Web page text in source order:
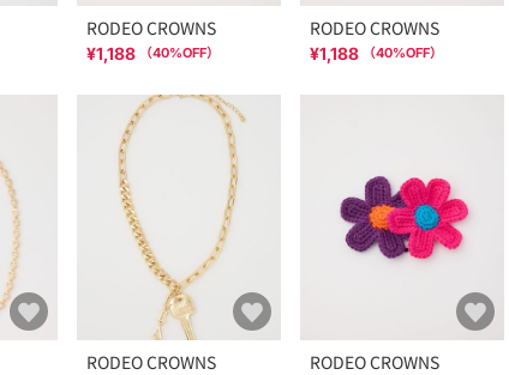
RODEO CROWNS
¥1,188 （40%OFF）
RODEO CROWNS
¥1,188 （40%OFF）
RODEO CROWNS RODEO CROWNS